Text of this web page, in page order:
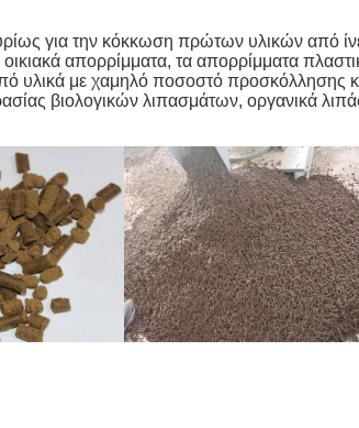
για την κόκκωση πρώτων υλικών από
απορρίμματα, τα απορρίμματα
υλικά με χαμηλό ποσοστό προσκόλλησης
βιολογικών λιπασμάτων, οργανικά